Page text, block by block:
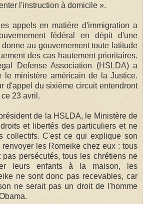
l'instruction à domicile ».
appels en matière d'immigration a
fédéral en dépit d'une
au gouvernement toute latitude
des cas hautement prioritaires.
Defense Association (HSLDA) a
le ministère américain de la Justice.
d'appel du sixième circuit entendront
23 avril.
de la HSLDA, le Ministère de
et libertés des particuliers et ne
collectifs. C'est ce qui explique son
les Romeike chez eux : tous
pas persécutés, tous les chrétiens ne
leurs enfants à la maison, les
ne sont donc pas recevables, car
ne serait pas un droit de l'homme